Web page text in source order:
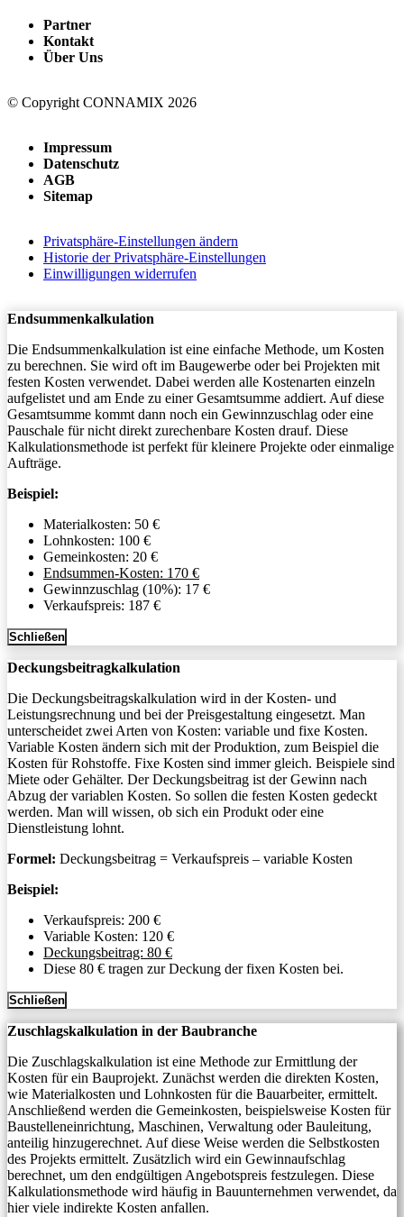
Partner
Kontakt
Über Uns
© Copyright CONNAMIX 2026
Impressum
Datenschutz
AGB
Sitemap
Privatsphäre-Einstellungen ändern
Historie der Privatsphäre-Einstellungen
Einwilligungen widerrufen
Endsummenkalkulation
Die Endsummenkalkulation ist eine einfache Methode, um Kosten
zu berechnen. Sie wird oft im Baugewerbe oder bei Projekten mit
festen Kosten verwendet. Dabei werden alle Kostenarten einzeln
aufgelistet und am Ende zu einer Gesamtsumme addiert. Auf diese
Gesamtsumme kommt dann noch ein Gewinnzuschlag oder eine
Pauschale für nicht direkt zurechenbare Kosten drauf. Diese
Kalkulationsmethode ist perfekt für kleinere Projekte oder einmalige
Aufträge.
Beispiel:
Materialkosten: 50 €
Lohnkosten: 100 €
Gemeinkosten: 20 €
Endsummen-Kosten: 170 €
Gewinnzuschlag (10%): 17 €
Verkaufspreis: 187 €
Schließen
Deckungsbeitragkalkulation
Die Deckungsbeitragskalkulation wird in der Kosten- und
Leistungsrechnung und bei der Preisgestaltung eingesetzt. Man
unterscheidet zwei Arten von Kosten: variable und fixe Kosten.
Variable Kosten ändern sich mit der Produktion, zum Beispiel die
Kosten für Rohstoffe. Fixe Kosten sind immer gleich. Beispiele sind
Miete oder Gehälter. Der Deckungsbeitrag ist der Gewinn nach
Abzug der variablen Kosten. So sollen die festen Kosten gedeckt
werden. Man will wissen, ob sich ein Produkt oder eine
Dienstleistung lohnt.
Formel: Deckungsbeitrag = Verkaufspreis – variable Kosten
Beispiel:
Verkaufspreis: 200 €
Variable Kosten: 120 €
Deckungsbeitrag: 80 €
Diese 80 € tragen zur Deckung der fixen Kosten bei.
Schließen
Zuschlagskalkulation in der Baubranche
Die Zuschlagskalkulation ist eine Methode zur Ermittlung der
Kosten für ein Bauprojekt. Zunächst werden die direkten Kosten,
wie Materialkosten und Lohnkosten für die Bauarbeiter, ermittelt.
Anschließend werden die Gemeinkosten, beispielsweise Kosten für
Baustelleneinrichtung, Maschinen, Verwaltung oder Bauleitung,
anteilig hinzugerechnet. Auf diese Weise werden die Selbstkosten
des Projekts ermittelt. Zusätzlich wird ein Gewinnaufschlag
berechnet, um den endgültigen Angebotspreis festzulegen. Diese
Kalkulationsmethode wird häufig in Bauunternehmen verwendet, da
hier viele indirekte Kosten anfallen.